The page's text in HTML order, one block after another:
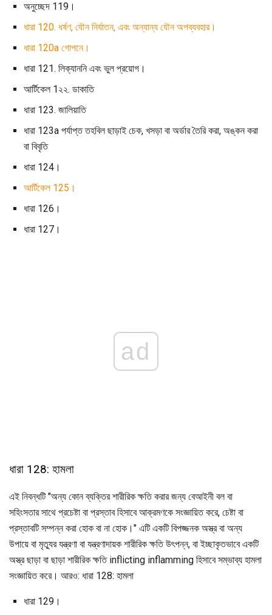
অনুচ্ছেদ 119।
ধারা 120. ধর্ষণ, যৌন নির্যাতন, এবং অন্যান্য যৌন অপব্যবহার।
ধারা 120a গোপনে।
ধারা 121. লিক্যাননি এবং ভুল প্রয়োগ।
আর্টিকেল 1২২. ডাকাতি
ধারা 123. জালিয়াতি
ধারা 123a পর্যাপ্ত তহবিল ছাড়াই চেক, খসড়া বা অর্ডার তৈরি করা, অঙ্কন করা
বা বিবৃতি
ধারা 124।
আর্টিকেল 125।
ধারা 126।
ধারা 127।
ad
ধারা 128: হামলা
এই নিবন্ধটি "অন্য কোন ব্যক্তির শারীরিক ক্ষতি করার জন্য বেআইনী বল বা
সহিংসতার সাথে প্রচেষ্টা বা প্রস্তাব হিসাবে আক্রমণকে সংজ্ঞায়িত করে, চেষ্টা বা
প্রস্তাবটি সম্পন্ন করা হোক বা না হোক।" এটি একটি বিপজ্জনক অস্ত্র বা অন্য
উপায়ে বা মৃত্যুর যন্ত্রণা বা যন্ত্রণাদায়ক শারীরিক ক্ষতি উৎপন্ন, বা ইচ্ছাকৃতভাবে একটি
অস্ত্র ছাড়া বা ছাড়া শারীরিক ক্ষতি inflicting inflamming হিসাবে সম্ভাব্য হামলা
সংজ্ঞায়িত করে। আরও: ধারা 128: হামলা
ধারা 129।